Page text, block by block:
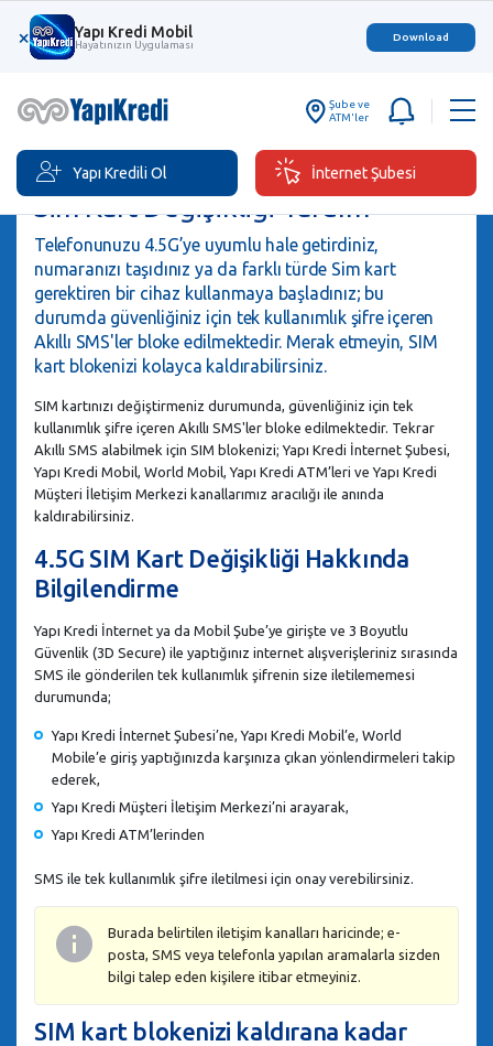
× Yapı Kredi Mobil
Hayatınızın Uygulaması
Download
Şube ve
ATM'ler
Yapı Kredili Ol İnternet Şubesi
Sim Kart Değişikliği Yardım
Telefonunuzu 4.5G’ye uyumlu hale getirdiniz,
numaranızı taşıdınız ya da farklı türde Sim kart
gerektiren bir cihaz kullanmaya başladınız; bu
durumda güvenliğiniz için tek kullanımlık şifre içeren
Akıllı SMS'ler bloke edilmektedir. Merak etmeyin, SIM
kart blokenizi kolayca kaldırabilirsiniz.
SIM kartınızı değiştirmeniz durumunda, güvenliğiniz için tek
kullanımlık şifre içeren Akıllı SMS'ler bloke edilmektedir. Tekrar
Akıllı SMS alabilmek için SIM blokenizi; Yapı Kredi İnternet Şubesi,
Yapı Kredi Mobil, World Mobil, Yapı Kredi ATM’leri ve Yapı Kredi
Müşteri İletişim Merkezi kanallarımız aracılığı ile anında
kaldırabilirsiniz.
4.5G SIM Kart Değişikliği Hakkında
Bilgilendirme
Yapı Kredi İnternet ya da Mobil Şube’ye girişte ve 3 Boyutlu
Güvenlik (3D Secure) ile yaptığınız internet alışverişleriniz sırasında
SMS ile gönderilen tek kullanımlık şifrenin size iletilememesi
durumunda;
Yapı Kredi İnternet Şubesi’ne, Yapı Kredi Mobil’e, World
Mobile’e giriş yaptığınızda karşınıza çıkan yönlendirmeleri takip
ederek,
Yapı Kredi Müşteri İletişim Merkezi’ni arayarak,
Yapı Kredi ATM’lerinden
SMS ile tek kullanımlık şifre iletilmesi için onay verebilirsiniz.
Burada belirtilen iletişim kanalları haricinde; e-
posta, SMS veya telefonla yapılan aramalarla sizden
bilgi talep eden kişilere itibar etmeyiniz.
SIM kart blokenizi kaldırana kadar